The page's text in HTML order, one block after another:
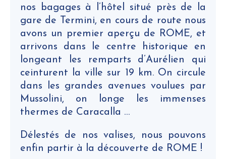
nos bagages à l’hôtel situé près de la
gare de Termini, en cours de route nous
avons un premier aperçu de ROME, et
arrivons dans le centre historique en
longeant les remparts d’Aurélien qui
ceinturent la ville sur 19 km. On circule
dans les grandes avenues voulues par
Mussolini, on longe les immenses
thermes de Caracalla …
Délestés de nos valises, nous pouvons
enfin partir à la découverte de ROME !